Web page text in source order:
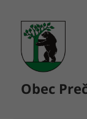
Obec